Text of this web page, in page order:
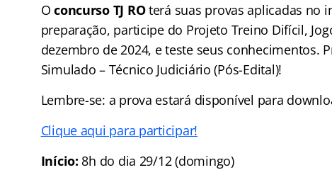
Oconcurso TJ ROterá suas provas aplicadas no
preparação, participe do Projeto Treino Difícil,
dezembro de 2024, e teste seus conhecimentos.
Simulado – Técnico Judiciário (Pós-Edital)!
Lembre-se: a prova estará disponível para
Clique aqui para participar!
Início: 8h do dia 29/12 (domingo)